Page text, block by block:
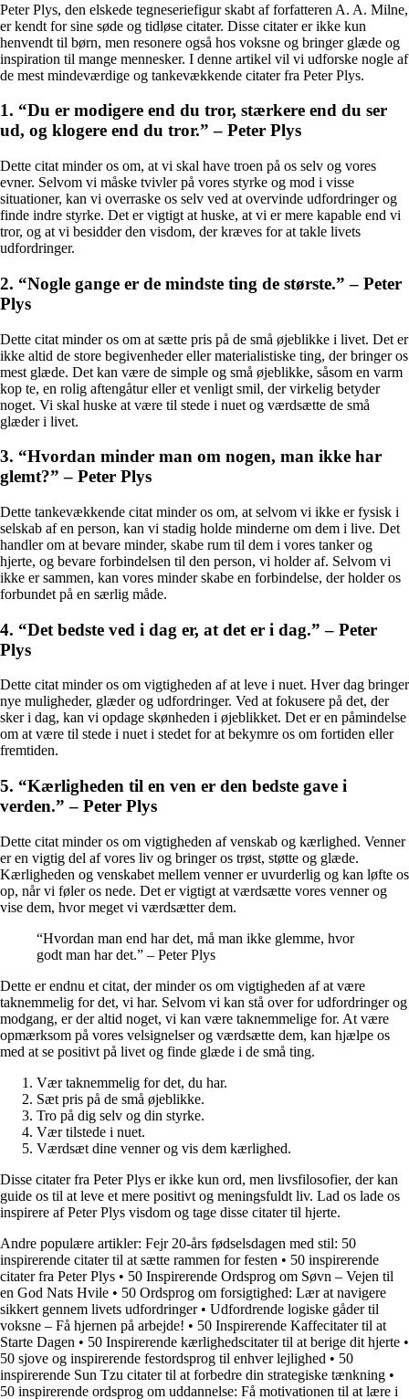
Peter Plys, den elskede tegneseriefigur skabt af forfatteren A. A. Milne,
er kendt for sine søde og tidløse citater. Disse citater er ikke kun
henvendt til børn, men resonere også hos voksne og bringer glæde og
inspiration til mange mennesker. I denne artikel vil vi udforske nogle af
de mest mindeværdige og tankevækkende citater fra Peter Plys.
1. “Du er modigere end du tror, stærkere end du ser
ud, og klogere end du tror.” – Peter Plys
Dette citat minder os om, at vi skal have troen på os selv og vores
evner. Selvom vi måske tvivler på vores styrke og mod i visse
situationer, kan vi overraske os selv ved at overvinde udfordringer og
finde indre styrke. Det er vigtigt at huske, at vi er mere kapable end vi
tror, og at vi besidder den visdom, der kræves for at takle livets
udfordringer.
2. “Nogle gange er de mindste ting de største.” – Peter
Plys
Dette citat minder os om at sætte pris på de små øjeblikke i livet. Det er
ikke altid de store begivenheder eller materialistiske ting, der bringer os
mest glæde. Det kan være de simple og små øjeblikke, såsom en varm
kop te, en rolig aftengåtur eller et venligt smil, der virkelig betyder
noget. Vi skal huske at være til stede i nuet og værdsætte de små
glæder i livet.
3. “Hvordan minder man om nogen, man ikke har
glemt?” – Peter Plys
Dette tankevækkende citat minder os om, at selvom vi ikke er fysisk i
selskab af en person, kan vi stadig holde minderne om dem i live. Det
handler om at bevare minder, skabe rum til dem i vores tanker og
hjerte, og bevare forbindelsen til den person, vi holder af. Selvom vi
ikke er sammen, kan vores minder skabe en forbindelse, der holder os
forbundet på en særlig måde.
4. “Det bedste ved i dag er, at det er i dag.” – Peter
Plys
Dette citat minder os om vigtigheden af at leve i nuet. Hver dag bringer
nye muligheder, glæder og udfordringer. Ved at fokusere på det, der
sker i dag, kan vi opdage skønheden i øjeblikket. Det er en påmindelse
om at være til stede i nuet i stedet for at bekymre os om fortiden eller
fremtiden.
5. “Kærligheden til en ven er den bedste gave i
verden.” – Peter Plys
Dette citat minder os om vigtigheden af venskab og kærlighed. Venner
er en vigtig del af vores liv og bringer os trøst, støtte og glæde.
Kærligheden og venskabet mellem venner er uvurderlig og kan løfte os
op, når vi føler os nede. Det er vigtigt at værdsætte vores venner og
vise dem, hvor meget vi værdsætter dem.
“Hvordan man end har det, må man ikke glemme, hvor
godt man har det.” – Peter Plys
Dette er endnu et citat, der minder os om vigtigheden af at være
taknemmelig for det, vi har. Selvom vi kan stå over for udfordringer og
modgang, er der altid noget, vi kan være taknemmelige for. At være
opmærksom på vores velsignelser og værdsætte dem, kan hjælpe os
med at se positivt på livet og finde glæde i de små ting.
Vær taknemmelig for det, du har.
Sæt pris på de små øjeblikke.
Tro på dig selv og din styrke.
Vær tilstede i nuet.
Værdsæt dine venner og vis dem kærlighed.
Disse citater fra Peter Plys er ikke kun ord, men livsfilosofier, der kan
guide os til at leve et mere positivt og meningsfuldt liv. Lad os lade os
inspirere af Peter Plys visdom og tage disse citater til hjerte.
Andre populære artikler: Fejr 20-års fødselsdagen med stil: 50
inspirerende citater til at sætte rammen for festen • 50 inspirerende
citater fra Peter Plys • 50 Inspirerende Ordsprog om Søvn – Vejen til
en God Nats Hvile • 50 Ordsprog om forsigtighed: Lær at navigere
sikkert gennem livets udfordringer• Udfordrende logiske gåder til
voksne – Få hjernen på arbejde! • 50 Inspirerende Kaffecitater til at
Starte Dagen • 50 Inspirerende kærlighedscitater til at berige dit hjerte •
50 sjove og inspirerende festordsprog til enhver lejlighed • 50
inspirerende Sun Tzu citater til at forbedre din strategiske tænkning •
50 inspirerende ordsprog om uddannelse: Få motivationen til at lære i